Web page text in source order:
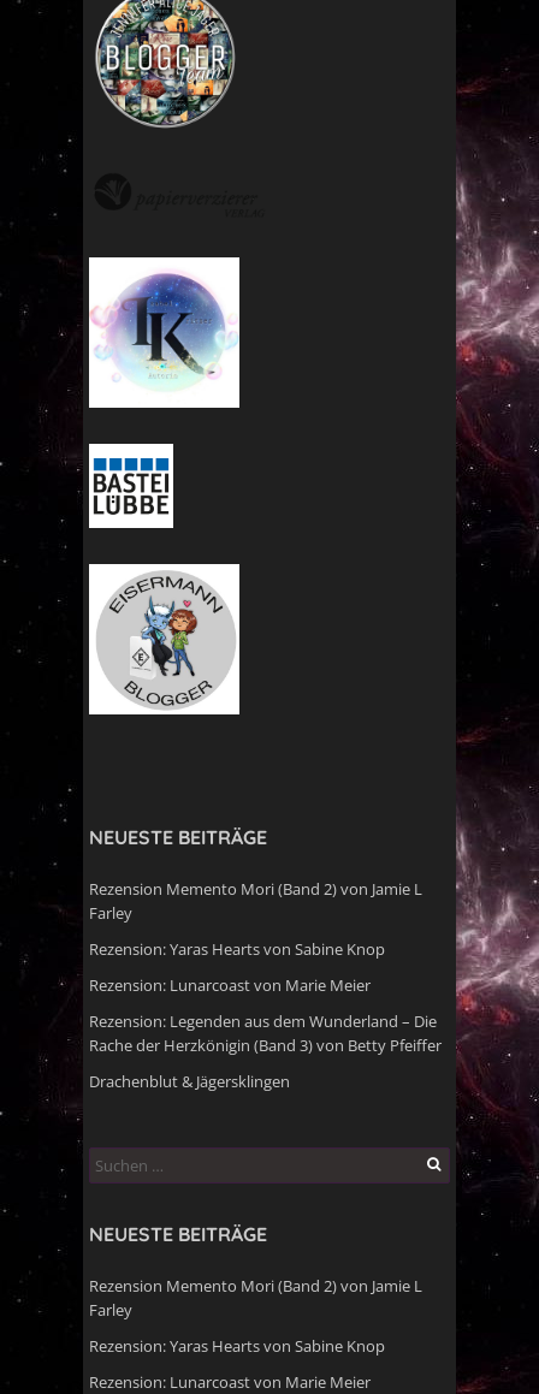
NEUESTE BEITRÄGE
Rezension Memento Mori (Band 2) von Jamie L
Farley
Rezension: Yaras Hearts von Sabine Knop
Rezension: Lunarcoast von Marie Meier
Rezension: Legenden aus dem Wunderland – Die
Rache der Herzkönigin (Band 3) von Betty Pfeiffer
Drachenblut & Jägersklingen
Suchen
nach:
NEUESTE BEITRÄGE
Rezension Memento Mori (Band 2) von Jamie L
Farley
Rezension: Yaras Hearts von Sabine Knop
Rezension: Lunarcoast von Marie Meier